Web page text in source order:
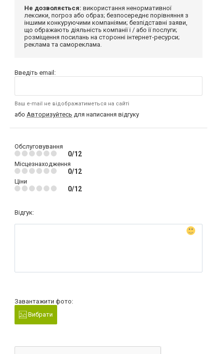
Не дозволяється: використання ненормативної
лексики, погроз або образ; безпосереднє порівняння з
іншими конкуруючими компаніями; безпідставні заяви,
що ображають діяльність компанії і / або її послуги;
розміщення посилань на сторонні інтернет-ресурси;
реклама та самореклама.
Введіть email:
Ваш e-mail не відображатиметься на сайті
або Авторизуйтесь для написання відгуку
Обслуговування
0/12
Місцезнаходження
0/12
Ціни
0/12
Відгук:
Завантажити фото:
Вибрати